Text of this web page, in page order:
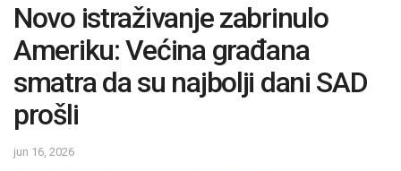
Novo istraživanje zabrinulo
Ameriku: Većina građana
smatra da su najbolji dani SAD
prošli
jun 16, 2026